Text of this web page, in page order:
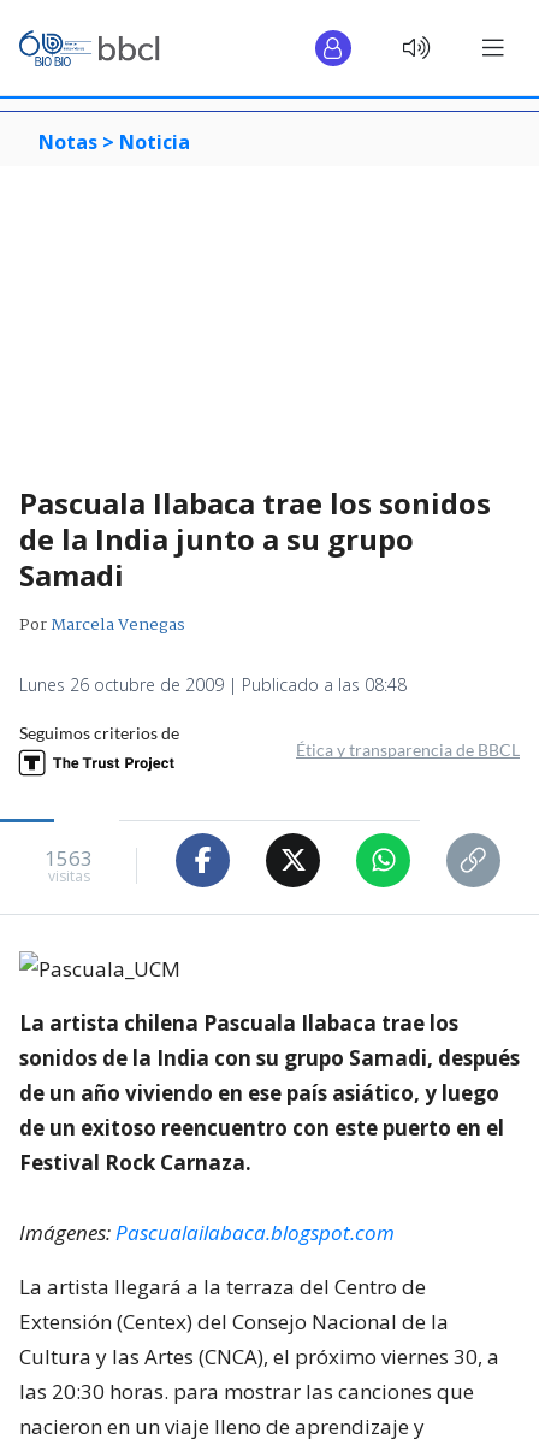
Notas > Noticia
Pascuala Ilabaca trae los sonidos
de la India junto a su grupo
Samadi
PorMarcela Venegas
Lunes 26 octubre de 2009 | Publicado a las 08:48
Seguimos criterios de
Ética y transparencia de BBCL
1563
visitas
La artista chilena Pascuala Ilabaca trae los
sonidos de la India con su grupo Samadi, después
de un año viviendo en ese país asiático, y luego
de un exitoso reencuentro con este puerto en el
Festival Rock Carnaza.
Imágenes:Pascualailabaca.blogspot.com
La artista llegará a la terraza del Centro de
Extensión (Centex) del Consejo Nacional de la
Cultura y las Artes (CNCA), el próximo viernes 30, a
las 20:30 horas. para mostrar las canciones que
nacieron en un viaje lleno de aprendizaje y